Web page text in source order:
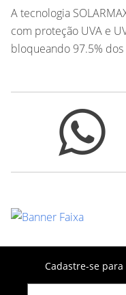
A tecnologia
com proteção UVA e
bloqueando 97.5%
Cadastre-se